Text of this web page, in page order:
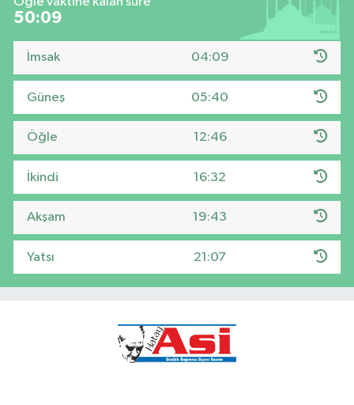
50:08
İmsak 04:09
Güneş 05:40
Öğle 12:46
İkindi 16:32
Akşam 19:43
Yatsı 21:07